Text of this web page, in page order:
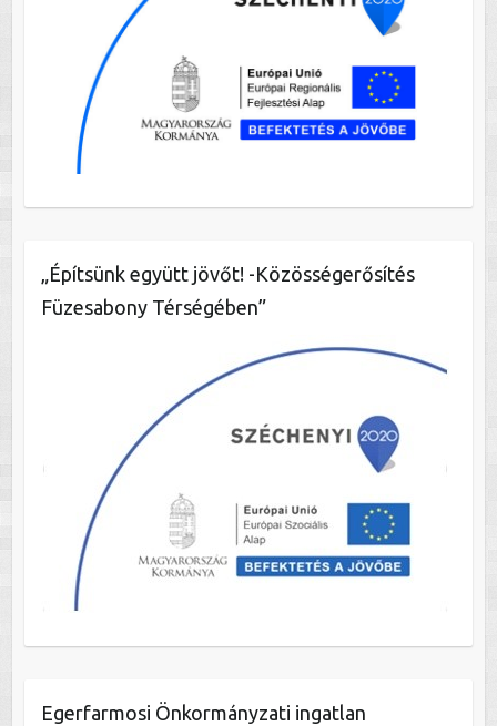
„Építsünk együtt jövőt! -Közösségerősítés
Füzesabony Térségében”
Egerfarmosi Önkormányzati ingatlan